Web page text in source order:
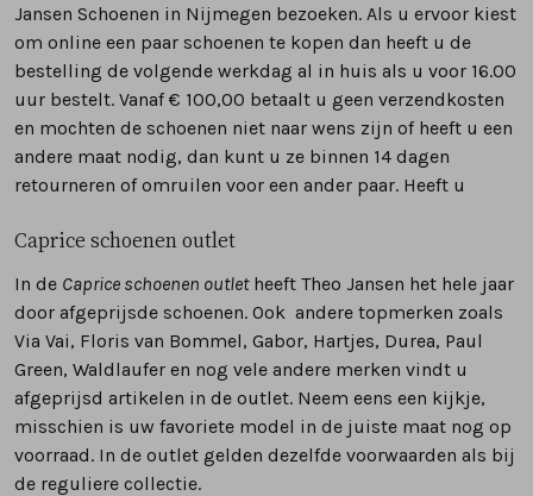
Jansen Schoenen in Nijmegen bezoeken. Als u ervoor kiest
om online een paar schoenen te kopen dan heeft u de
bestelling de volgende werkdag al in huis als u voor 16.00
uur bestelt. Vanaf € 100,00 betaalt u geen verzendkosten
en mochten de schoenen niet naar wens zijn of heeft u een
andere maat nodig, dan kunt u ze binnen 14 dagen
retourneren of omruilen voor een ander paar. Heeft u
Caprice schoenen outlet
In de Caprice schoenen outletheeft Theo Jansen het hele jaar
door afgeprijsde schoenen. Ook andere topmerken zoals
Via Vai, Floris van Bommel, Gabor, Hartjes, Durea, Paul
Green, Waldlaufer en nog vele andere merken vindt u
afgeprijsd artikelen in de outlet. Neem eens een kijkje,
misschien is uw favoriete model in de juiste maat nog op
voorraad. In de outlet gelden dezelfde voorwaarden als bij
de reguliere collectie.